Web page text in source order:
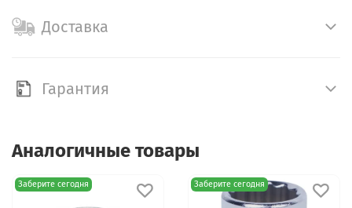
Доставка
Гарантия
Аналогичные товары
Заберите сегодня Заберите сегодня